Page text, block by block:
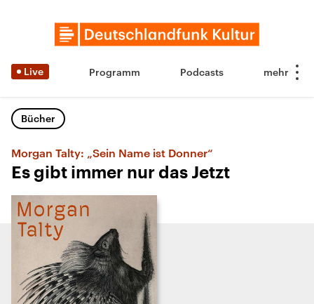
Live Programm Podcasts
Bücher
Morgan Talty: „Sein Name ist Donner“
Es gibt immer nur das Jetzt